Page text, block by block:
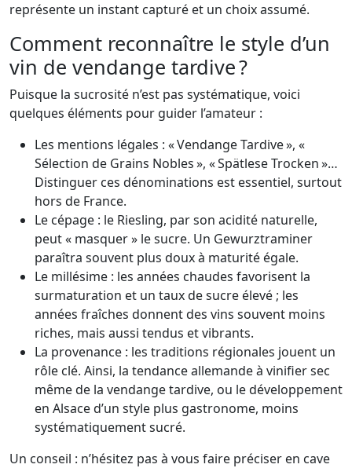
représente un instant capturé et un choix assumé.
Comment reconnaître le style d’un
vin de vendange tardive ?
Puisque la sucrosité n’est pas systématique, voici
quelques éléments pour guider l’amateur :
Les mentions légales : « Vendange Tardive », «
Sélection de Grains Nobles », « Spätlese Trocken »…
Distinguer ces dénominations est essentiel, surtout
hors de France.
Le cépage : le Riesling, par son acidité naturelle,
peut « masquer » le sucre. Un Gewurztraminer
paraîtra souvent plus doux à maturité égale.
Le millésime : les années chaudes favorisent la
surmaturation et un taux de sucre élevé ; les
années fraîches donnent des vins souvent moins
riches, mais aussi tendus et vibrants.
La provenance : les traditions régionales jouent un
rôle clé. Ainsi, la tendance allemande à vinifier sec
même de la vendange tardive, ou le développement
en Alsace d’un style plus gastronome, moins
systématiquement sucré.
Un conseil : n’hésitez pas à vous faire préciser en cave